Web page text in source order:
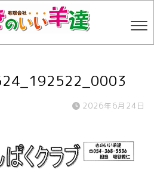
2026年6月24日